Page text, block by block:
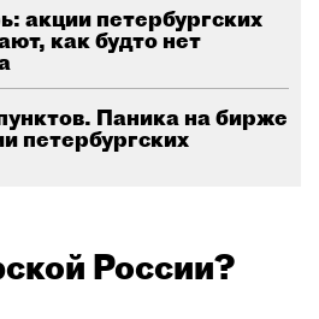
акции петербургских
как будто нет
Паника на бирже
петербургских
России?